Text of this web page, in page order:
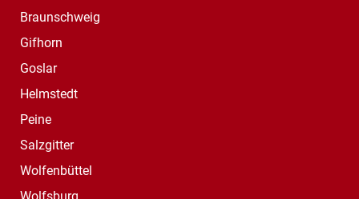
Braunschweig
Gifhorn
Goslar
Helmstedt
Peine
Salzgitter
Wolfenbüttel
Wolfsburg